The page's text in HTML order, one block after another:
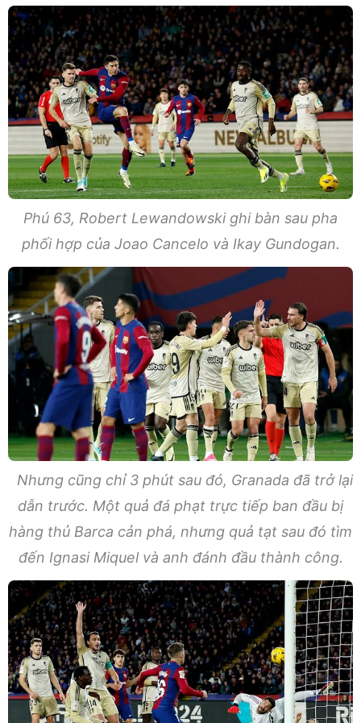
Phú 63, Robert Lewandowski ghi bàn sau pha
phối hợp của Joao Cancelo và Ikay Gundogan.
Nhưng cũng chỉ 3 phút sau đó, Granada đã trở lại
dẫn trước. Một quả đá phạt trực tiếp ban đầu bị
hàng thủ Barca cản phá, nhưng quả tạt sau đó tìm
đến Ignasi Miquel và anh đánh đầu thành công.